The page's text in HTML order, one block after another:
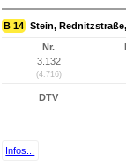
B 14 Stein,
Nr.
3.132
(4.716)
DTV
-
Infos...